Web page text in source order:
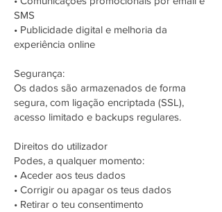
SMS
• Publicidade digital e melhoria da
experiência online
Segurança:
Os dados são armazenados de forma
segura, com ligação encriptada (SSL),
acesso limitado e backups regulares.
Direitos do utilizador
Podes, a qualquer momento:
• Aceder aos teus dados
• Corrigir ou apagar os teus dados
• Retirar o teu consentimento